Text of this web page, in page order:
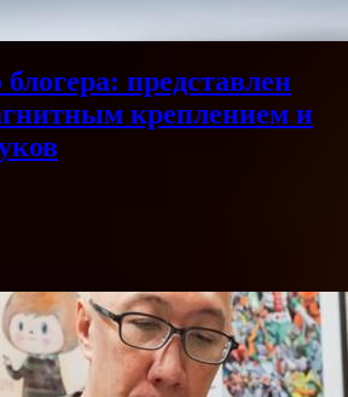
представлен
креплением и